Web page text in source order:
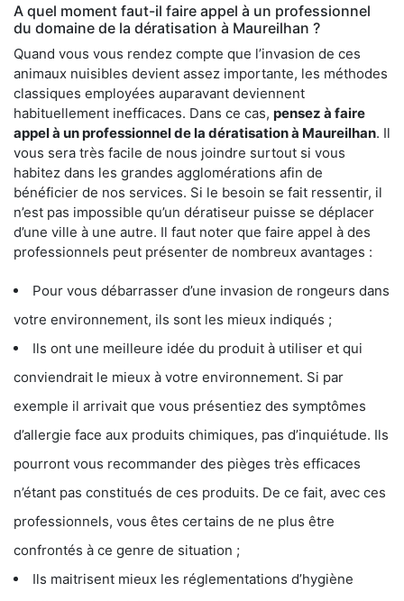
A quel moment faut-il faire appel à un professionnel
du domaine de la dératisation à Maureilhan ?
Quand vous vous rendez compte que l’invasion de ces
animaux nuisibles devient assez importante, les méthodes
classiques employées auparavant deviennent
habituellement inefficaces. Dans ce cas, pensez à faire
appel à un professionnel de la dératisation à Maureilhan. Il
vous sera très facile de nous joindre surtout si vous
habitez dans les grandes agglomérations afin de
bénéficier de nos services. Si le besoin se fait ressentir, il
n’est pas impossible qu’un dératiseur puisse se déplacer
d’une ville à une autre. Il faut noter que faire appel à des
professionnels peut présenter de nombreux avantages :
Pour vous débarrasser d’une invasion de rongeurs dans
votre environnement, ils sont les mieux indiqués ;
Ils ont une meilleure idée du produit à utiliser et qui
conviendrait le mieux à votre environnement. Si par
exemple il arrivait que vous présentiez des symptômes
d’allergie face aux produits chimiques, pas d’inquiétude. Ils
pourront vous recommander des pièges très efficaces
n’étant pas constitués de ces produits. De ce fait, avec ces
professionnels, vous êtes certains de ne plus être
confrontés à ce genre de situation ;
Ils maitrisent mieux les réglementations d’hygiène